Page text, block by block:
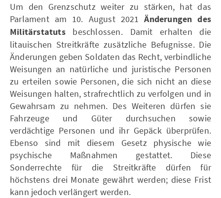
Um den Grenzschutz weiter zu stärken, hat das
Parlament am 10. August 2021Änderungen des
Militärstatutsbeschlossen. Damit erhalten die
litauischen Streitkräfte zusätzliche Befugnisse. Die
Änderungen geben Soldaten das Recht, verbindliche
Weisungen an natürliche und juristische Personen
zu erteilen sowie Personen, die sich nicht an diese
Weisungen halten, strafrechtlich zu verfolgen und in
Gewahrsam zu nehmen. Des Weiteren dürfen sie
Fahrzeuge und Güter durchsuchen sowie
verdächtige Personen und ihr Gepäck überprüfen.
Ebenso sind mit diesem Gesetz physische wie
psychische Maßnahmen gestattet. Diese
Sonderrechte für die Streitkräfte dürfen für
höchstens drei Monate gewährt werden; diese Frist
kann jedoch verlängert werden.